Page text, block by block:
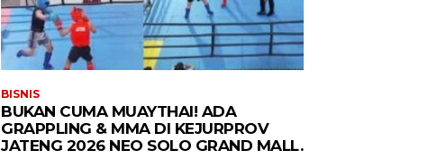
BISNIS
BUKAN CUMA MUAYTHAI! ADA
GRAPPLING & MMA DI KEJURPROV
JATENG 2026 NEO SOLO GRAND MALL.